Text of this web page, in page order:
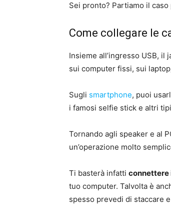
Sei pronto? Partiamo il
Come collegare le
Insieme all’ingresso USB,
sui computer fissi, sui
Sugli smartphone, puoi
i famosi selfie stick e altri
Tornando agli speaker e al
un’operazione molto
Ti basterà infatti connettere
tuo computer. Talvolta è
spesso prevedi di staccare